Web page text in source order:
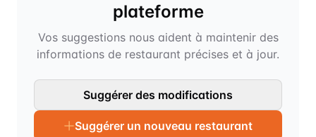
plateforme
Vos suggestions nous aident à maintenir des
informations de restaurant précises et à jour.
Suggérer des modifications
Suggérer un nouveau restaurant